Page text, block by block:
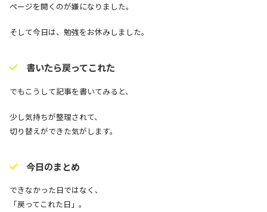
ページを開くのが嫌になりました。
そして今日は、勉強をお休みしました。
書いたら戻ってこれた
でもこうして記事を書いてみると、
少し気持ちが整理されて、
切り替えができた気がします。
今日のまとめ
できなかった日ではなく、
「戻ってこれた日」。